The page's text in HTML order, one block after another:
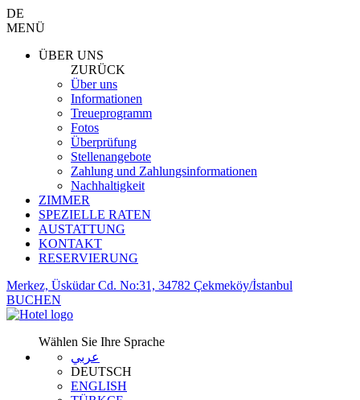
DE
MENÜ
ÜBER UNS
ZURÜCK
Über uns
Informationen
Treueprogramm
Fotos
Überprüfung
Stellenangebote
Zahlung und Zahlungsinformationen
Nachhaltigkeit
ZIMMER
SPEZIELLE RATEN
AUSTATTUNG
KONTAKT
RESERVIERUNG
Merkez, Üsküdar Cd. No:31, 34782 Çekmeköy/İstanbul
BUCHEN
Wählen Sie Ihre Sprache
عربي
DEUTSCH
ENGLISH